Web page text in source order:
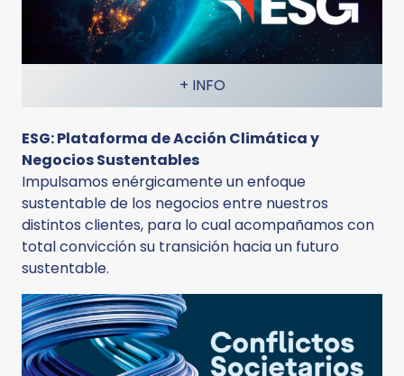
+ INFO
ESG: Plataforma de Acción Climática y
Negocios Sustentables
Impulsamos enérgicamente un enfoque
sustentable de los negocios entre nuestros
distintos clientes, para lo cual acompañamos con
total convicción su transición hacia un futuro
sustentable.